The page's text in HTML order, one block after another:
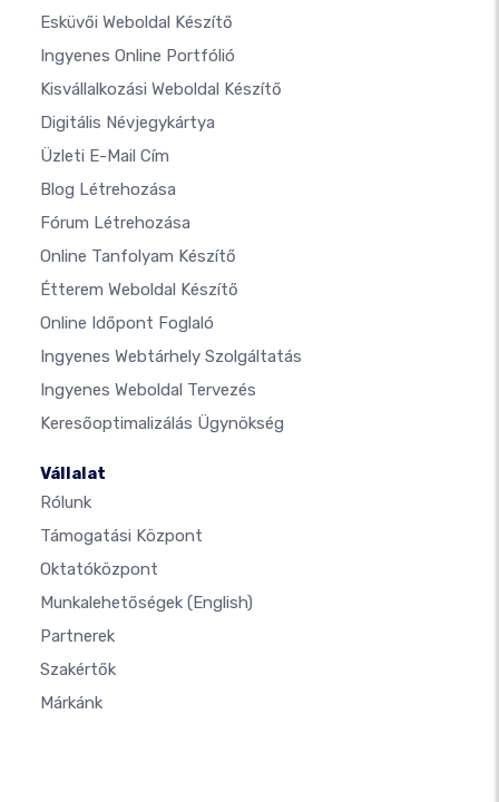
Esküvői Weboldal Készítő
Ingyenes Online Portfólió
Kisvállalkozási Weboldal Készítő
Digitális Névjegykártya
Üzleti E-Mail Cím
Blog Létrehozása
Fórum Létrehozása
Online Tanfolyam Készítő
Étterem Weboldal Készítő
Online Időpont Foglaló
Ingyenes Webtárhely Szolgáltatás
Ingyenes Weboldal Tervezés
Keresőoptimalizálás Ügynökség
Vállalat
Rólunk
Támogatási Központ
Oktatóközpont
Munkalehetőségek (English)
Partnerek
Szakértők
Márkánk